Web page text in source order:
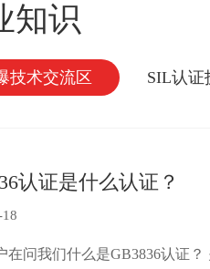
知识
技术交流区 SIL认证
认证是什么认证？
？ 关于这个问题，阿凡提防爆解读下GB3836。 GB3836指的是我们防爆电气执行标准，一共有分20多个系列，包括通用标准和每个防